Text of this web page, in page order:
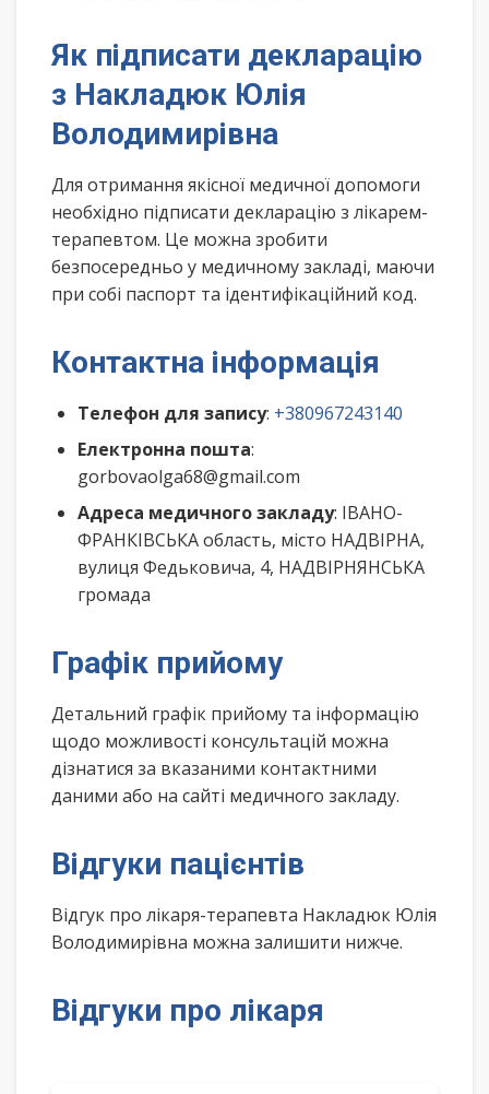
Як підписати декларацію
з Накладюк Юлія
Володимирівна
Для отримання якісної медичної допомоги
необхідно підписати декларацію з лікарем-
терапевтом. Це можна зробити
безпосередньо у медичному закладі, маючи
при собі паспорт та ідентифікаційний код.
Контактна інформація
Телефон для запису: +380967243140
Електронна пошта:
gorbovaolga68@gmail.com
Адреса медичного закладу: ІВАНО-
ФРАНКІВСЬКА область, місто НАДВІРНА,
вулиця Федьковича, 4, НАДВІРНЯНСЬКА
громада
Графік прийому
Детальний графік прийому та інформацію
щодо можливості консультацій можна
дізнатися за вказаними контактними
даними або на сайті медичного закладу.
Відгуки пацієнтів
Відгук про лікаря-терапевта Накладюк Юлія
Володимирівна можна залишити нижче.
Відгуки про лікаря